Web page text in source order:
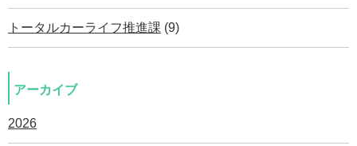
トータルカーライフ推進課 (9)
アーカイブ
2026